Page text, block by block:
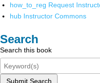
how_to_reg Request
hub Instructor Commons
Search
Search this book
Submit Search